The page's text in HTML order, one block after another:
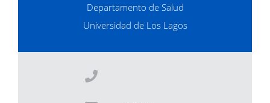
Departamento de Salud
Universidad de Los Lagos